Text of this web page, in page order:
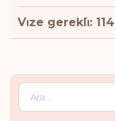
Vi̇ze gerekli̇: 114